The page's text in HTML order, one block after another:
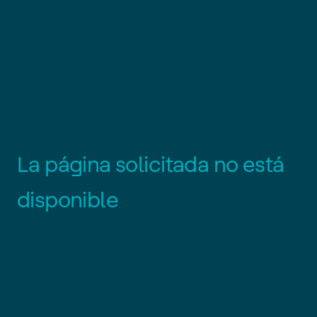
La página solicitada no está
disponible